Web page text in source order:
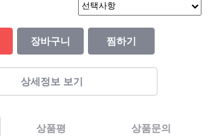
장바구니 찜하기
상세정보 보기
상품평 상품문의